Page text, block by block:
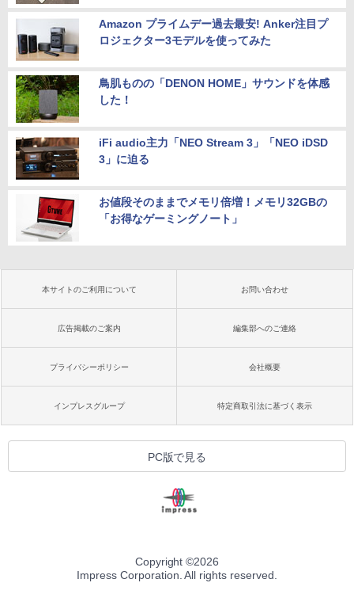
Amazon プライムデー過去最安! Anker注目プ
ロジェクター3モデルを使ってみた
鳥肌ものの「DENON HOME」サウンドを体感
した！
iFi audio主力「NEO Stream 3」「NEO iDSD
3」に迫る
お値段そのままでメモリ倍増！メモリ32GBの
「お得なゲーミングノート」
本サイトのご利用について お問い合わせ
広告掲載のご案内 編集部へのご連絡
プライバシーポリシー 会社概要
インプレスグループ 特定商取引法に基づく表示
PC版で見る
Copyright ©2026
Impress Corporation. All rights reserved.